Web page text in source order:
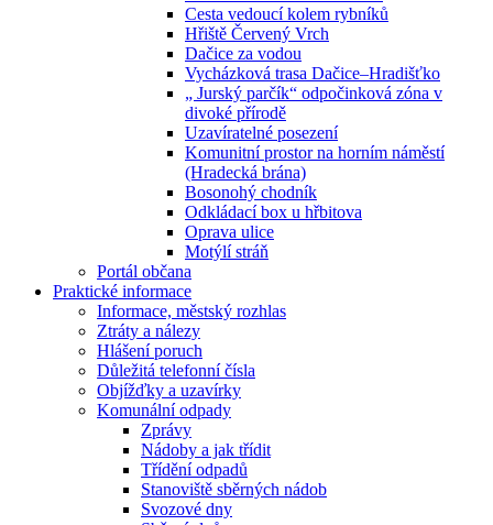
Cesta vedoucí kolem rybníků
Hřiště Červený Vrch
Dačice za vodou
Vycházková trasa Dačice–Hradišťko
„ Jurský parčík“ odpočinková zóna v
divoké přírodě
Uzavíratelné posezení
Komunitní prostor na horním náměstí
(Hradecká brána)
Bosonohý chodník
Odkládací box u hřbitova
Oprava ulice
Motýlí stráň
Portál občana
Praktické informace
Informace, městský rozhlas
Ztráty a nálezy
Hlášení poruch
Důležitá telefonní čísla
Objížďky a uzavírky
Komunální odpady
Zprávy
Nádoby a jak třídit
Třídění odpadů
Stanoviště sběrných nádob
Svozové dny